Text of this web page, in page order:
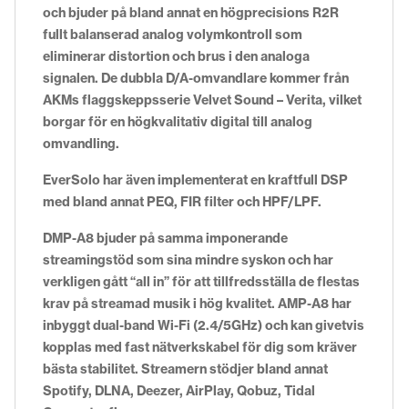
och bjuder på bland annat en högprecisions R2R
fullt balanserad analog volymkontroll som
eliminerar distortion och brus i den analoga
signalen. De dubbla D/A-omvandlare kommer från
AKMs flaggskeppsserie Velvet Sound – Verita, vilket
borgar för en högkvalitativ digital till analog
omvandling.
EverSolo har även implementerat en kraftfull DSP
med bland annat PEQ, FIR filter och HPF/LPF.
DMP-A8 bjuder på samma imponerande
streamingstöd som sina mindre syskon och har
verkligen gått “all in” för att tillfredsställa de flestas
krav på streamad musik i hög kvalitet. AMP-A8 har
inbyggt dual-band Wi-Fi (2.4/5GHz) och kan givetvis
kopplas med fast nätverkskabel för dig som kräver
bästa stabilitet. Streamern stödjer bland annat
Spotify, DLNA, Deezer, AirPlay, Qobuz, Tidal